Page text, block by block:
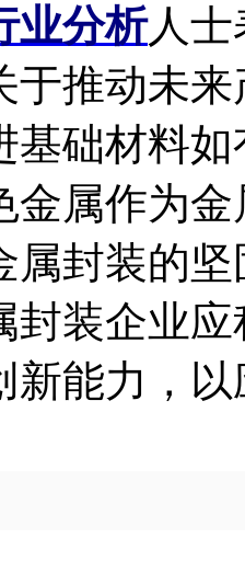
业分析人士
于推动未
基础材料
金属作为
属封装的
封装企业
新能力，